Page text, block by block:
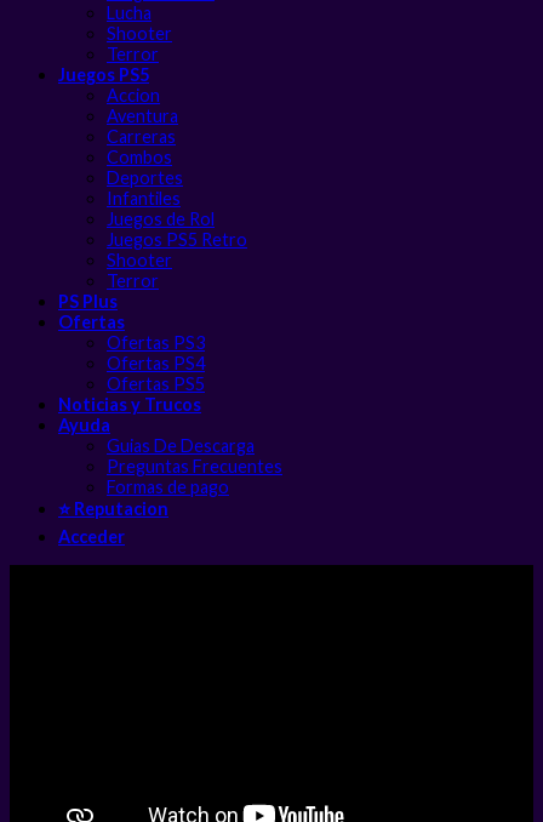
Lucha
Shooter
Terror
Juegos PS5
Accion
Aventura
Carreras
Combos
Deportes
Infantiles
Juegos de Rol
Juegos PS5 Retro
Shooter
Terror
PS Plus
Ofertas
Ofertas PS3
Ofertas PS4
Ofertas PS5
Noticias y Trucos
Ayuda
Guias De Descarga
Preguntas Frecuentes
Formas de pago
⭐ Reputacion
Acceder